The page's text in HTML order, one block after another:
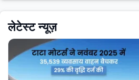
लेटेस्ट न्यूज़